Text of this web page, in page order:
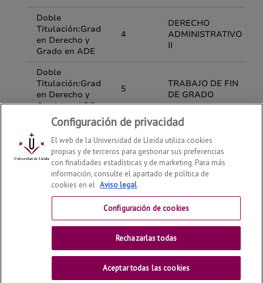
Departamento de Derecho2026
Contactar
Universitat de Lleida
Configuración de privacidad
El web de la Universidad de Lleida utiliza cookies
propias y de terceros para gestionar sus preferencias
con finalidades estadísticas y de marketing. Para más
información, consulte el apartado de política de
cookies en el Aviso legal
Configuración de cookies
Rechazarlas todas
Aceptar todas las cookies